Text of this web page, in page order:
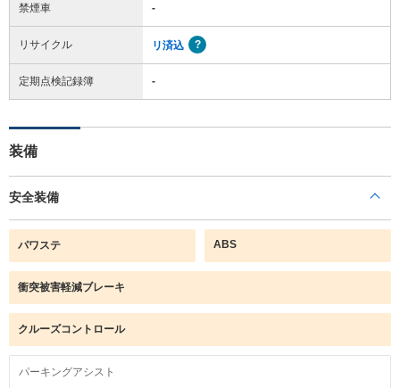
禁煙車 -
リサイクル リ済込
定期点検記録簿 -
装備
安全装備
パワステ ABS
衝突被害軽減ブレーキ
クルーズコントロール
パーキングアシスト